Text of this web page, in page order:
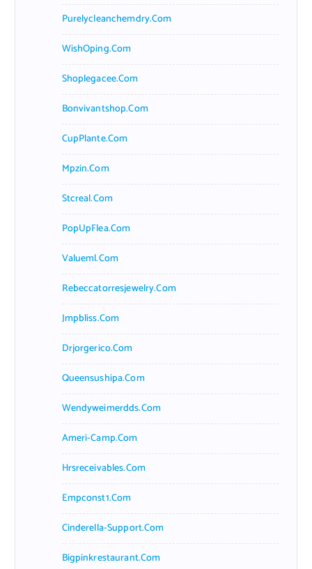
Purelycleanchemdry.com
WishOping.com
Shoplegacee.com
Bonvivantshop.com
CupPlante.com
Mpzin.com
Stcreal.com
PopUpFlea.com
Valueml.com
Rebeccatorresjewelry.com
Jmpbliss.com
Drjorgerico.com
Queensushipa.com
Wendyweimerdds.com
Ameri-Camp.com
Hrsreceivables.com
Empconst1.com
Cinderella-Support.com
Bigpinkrestaurant.com